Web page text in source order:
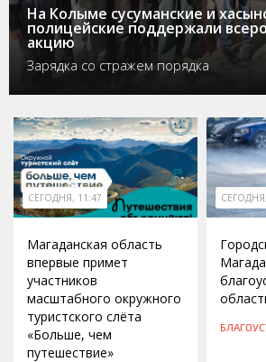
На Колыме сусуманские и
полицейские поддержали
акцию
Зарядка со стражем порядка
СЕГОДНЯ, 11:47
Магаданская область
впервые примет
участников
масштабного окружного
туристского слёта
«Больше, чем
путешествие»